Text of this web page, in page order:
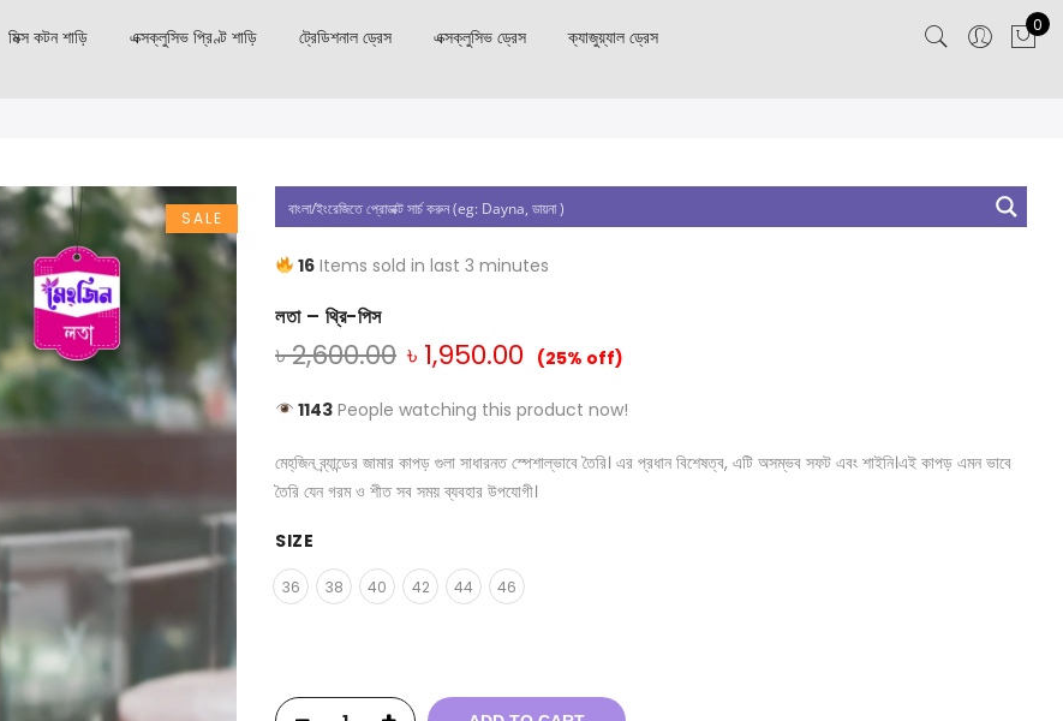
মিক্স কটন শাড়ি এক্সক্লুসিভ প্রিণ্ট শাড়ি ট্রেডিশনাল ড্রেস এক্সক্লুসিভ ড্রেস ক্যাজুয়্যাল ড্রেস
0
SALE
16Items sold in last 3 minutes
লতা – থ্রি-পিস
৳2,600.00 ৳ 1,950.00 (25% off)
1143People watching this product now!
মেহ্‌জিন ব্র্যান্ডের জামার কাপড় গুলা সাধারনত স্পেশাল্ভাবে তৈরি। এর প্রধান বিশেষত্ব, এটি অসম্ভব সফট এবং শাইনি।এই কাপড় এমন ভাবে
তৈরি যেন গরম ও শীত সব সময় ব্যবহার উপযোগী।
SIZE
36 38 40 42 44 46